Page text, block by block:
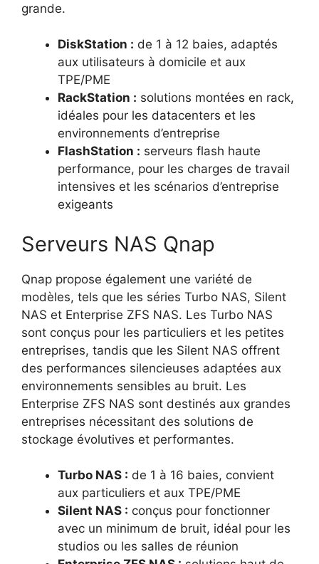
grande.
DiskStation : de 1 à 12 baies, adaptés
aux utilisateurs à domicile et aux
TPE/PME
RackStation : solutions montées en rack,
idéales pour les datacenters et les
environnements d’entreprise
FlashStation : serveurs flash haute
performance, pour les charges de travail
intensives et les scénarios d’entreprise
exigeants
Serveurs NAS Qnap
Qnap propose également une variété de
modèles, tels que les séries Turbo NAS, Silent
NAS et Enterprise ZFS NAS. Les Turbo NAS
sont conçus pour les particuliers et les petites
entreprises, tandis que les Silent NAS offrent
des performances silencieuses adaptées aux
environnements sensibles au bruit. Les
Enterprise ZFS NAS sont destinés aux grandes
entreprises nécessitant des solutions de
stockage évolutives et performantes.
Turbo NAS : de 1 à 16 baies, convient
aux particuliers et aux TPE/PME
Silent NAS : conçus pour fonctionner
avec un minimum de bruit, idéal pour les
studios ou les salles de réunion